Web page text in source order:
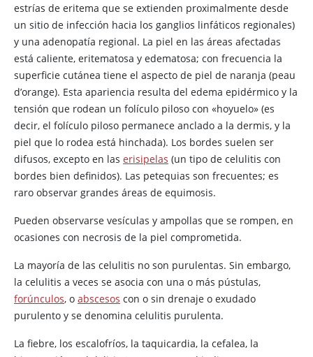
estrías de eritema que se extienden proximalmente desde
un sitio de infección hacia los ganglios linfáticos regionales)
y una adenopatía regional. La piel en las áreas afectadas
está caliente, eritematosa y edematosa; con frecuencia la
superficie cutánea tiene el aspecto de piel de naranja (peau
d’orange). Esta apariencia resulta del edema epidérmico y la
tensión que rodean un folículo piloso con «hoyuelo» (es
decir, el folículo piloso permanece anclado a la dermis, y la
piel que lo rodea está hinchada). Los bordes suelen ser
difusos, excepto en las erisipelas (un tipo de celulitis con
bordes bien definidos). Las petequias son frecuentes; es
raro observar grandes áreas de equimosis.
Pueden observarse vesículas y ampollas que se rompen, en
ocasiones con necrosis de la piel comprometida.
La mayoría de las celulitis no son purulentas. Sin embargo,
la celulitis a veces se asocia con una o más pústulas,
forúnculos, o abscesos con o sin drenaje o exudado
purulento y se denomina celulitis purulenta.
La fiebre, los escalofríos, la taquicardia, la cefalea, la